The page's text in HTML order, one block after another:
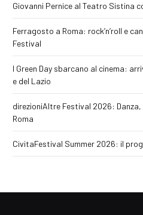
Giovanni Pernice al Teatro Sistina
Ferragosto a Roma: rock’n’roll e
Festival
I Green Day sbarcano al cinema:
e del Lazio
direzioniAltre Festival 2026:
Roma
CivitaFestival Summer 2026: il